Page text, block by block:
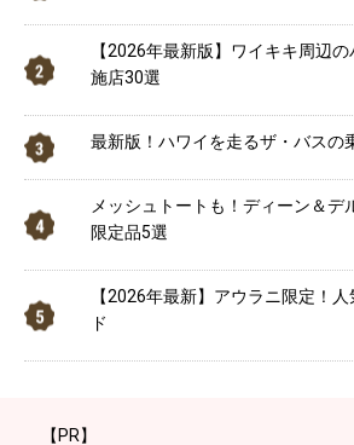
【2026年最新版】ワイキキ周辺
施店30選
最新版！ハワイを走るザ・バスの
メッシュトートも！ディーン＆デ
限定品5選
【2026年最新】アウラニ限定！
ド
【PR】